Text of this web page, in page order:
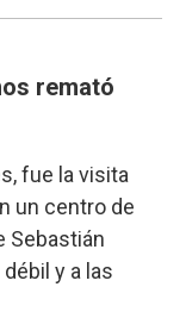
remató
fue la visita
un centro de
Sebastián
y a las